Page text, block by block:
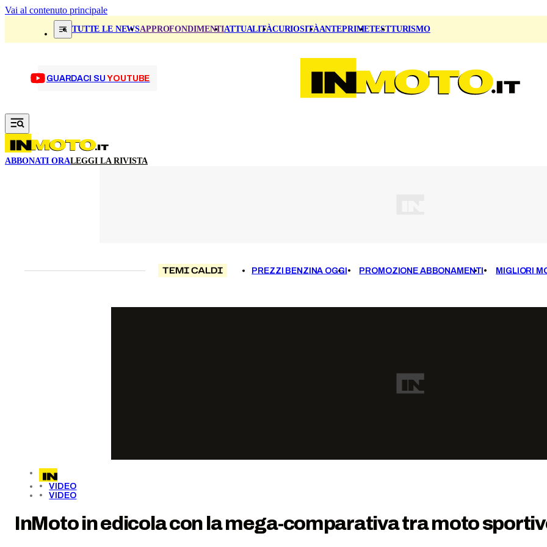
Vai al contenuto principale
TUTTE LE NEWSAPPROFONDIMENTIATTUALITÀCURIOSITÀANTEPRIMETESTTURISMO
GUARDACI SUYOUTUBE
ABBONATI ORALEGGI LA RIVISTA
TEMI CALDI PREZZI BENZINA OGGI PROMOZIONE ABBONAMENTI MIGLIORI
VIDEO
VIDEO
InMoto in edicola con la mega-comparativa tra moto